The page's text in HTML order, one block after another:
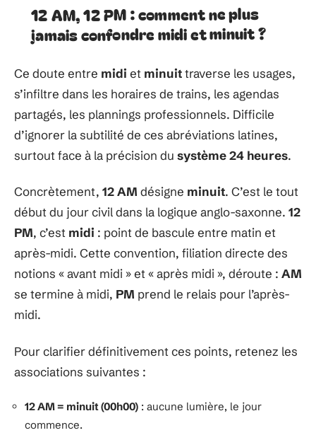
12 AM, 12 PM : comment ne plus
jamais confondre midi et minuit ?
Ce doute entre midi et minuittraverse les usages,
s’infiltre dans les horaires de trains, les agendas
partagés, les plannings professionnels. Difficile
d’ignorer la subtilité de ces abréviations latines,
surtout face à la précision du système 24 heures.
Concrètement, 12 AM désigne minuit. C’est le tout
début du jour civil dans la logique anglo-saxonne. 12
PM, c’est midi : point de bascule entre matin et
après-midi. Cette convention, filiation directe des
notions « avant midi » et « après midi », déroute : AM
se termine à midi, PM prend le relais pour l’après-
midi.
Pour clarifier définitivement ces points, retenez les
associations suivantes :
12 AM = minuit (00h00) : aucune lumière, le jour
commence.